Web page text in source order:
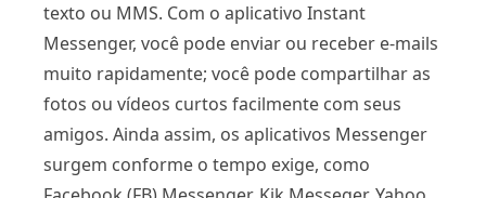
texto ou MMS. Com o aplicativo Instant
Messenger, você pode enviar ou receber e-mails
muito rapidamente; você pode compartilhar as
fotos ou vídeos curtos facilmente com seus
amigos. Ainda assim, os aplicativos Messenger
surgem conforme o tempo exige, como